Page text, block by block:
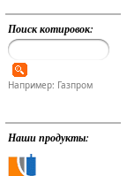
Поиск котировок:
Например: Газпром
Наши продукты: